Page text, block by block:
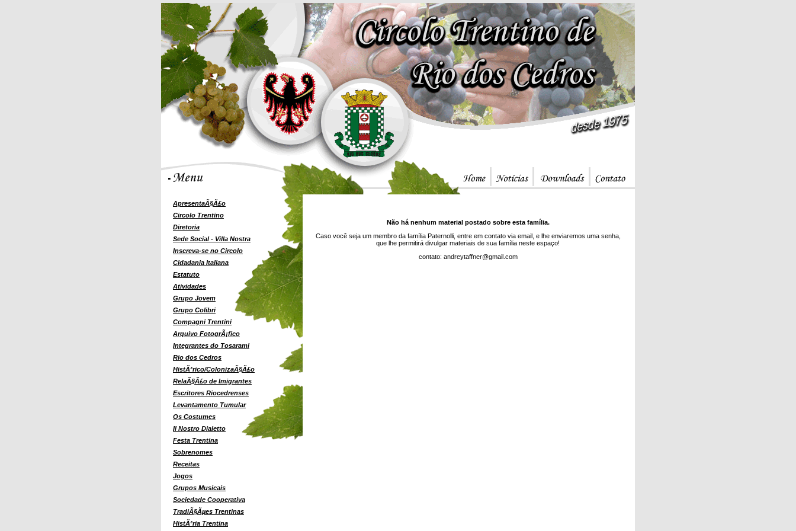
ApresentaÃ§Ã£o
Circolo Trentino
Diretoria
Sede Social - Villa Nostra
Inscreva-se no Circolo
Cidadania Italiana
Estatuto
Atividades
Grupo Jovem
Grupo Colibri
Compagni Trentini
Arquivo FotogrÃ¡fico
Integrantes do Tosarami
Rio dos Cedros
HistÃ³rico/ColonizaÃ§Ã£o
RelaÃ§Ã£o de Imigrantes
Escritores Riocedrenses
Levantamento Tumular
Os Costumes
Il Nostro Dialetto
Festa Trentina
Sobrenomes
Receitas
Jogos
Grupos Musicais
Sociedade Cooperativa
TradiÃ§Ãµes Trentinas
HistÃ³ria Trentina
Não há nenhum material postado sobre esta família.
Caso você seja um membro da família Paternolli, entre em contato via email, e lhe enviaremos uma senha,
que lhe permitirá divulgar materiais de sua família neste espaço!
contato: andreytaffner@gmail.com